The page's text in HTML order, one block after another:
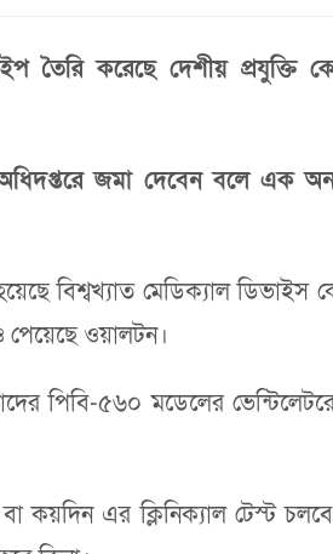
তৈরি করেছে দেশীয়
অধিদপ্তরে জমা দেবেন বলে
বিশ্বখ্যাত মেডিক্যাল ডিভাইস
পেয়েছে ওয়ালটন।
পিবি-৫৬০ মডেলের
কয়দিন এর ক্লিনিক্যাল টেস্ট